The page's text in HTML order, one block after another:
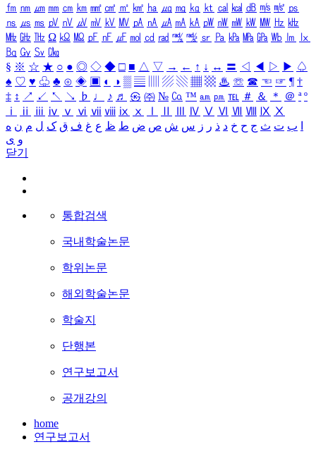
㎙ ㎚ ㎛ ㎜ ㎝ ㎞ ㎟ ㎠ ㎡ ㎢ ㏊ ㎍ ㎎ ㎏ ㏏ ㎈ ㎉ ㏈ ㎧ ㎨ ㎰
㎱ ㎲ ㎳ ㎴ ㎵ ㎶ ㎷ ㎸ ㎹ ㎀ ㎁ ㎂ ㎃ ㎄ ㎺ ㎻ ㎽ ㎾ ㎿ ㎐ ㎑
㎒ ㎓ ㎔ Ω ㏀ ㏁ ㎊ ㎋ ㎌ ㏖ ㏅ ㎭ ㎮ ㎯ ㏛ ㎩ ㎪ ㎫ ㎬ ㏝ ㏐
㏓
㏃ ㏉ ㏜ ㏆
§ ※ ☆ ★ ○ ● ◎ ◇ ◆ □ ■ △ ▽ → ← ↑ ↓ ↔ 〓 ◁ ◀ ▷ ▶ ♤
♠ ♡ ♥ ♧ ♣ ⊙ ◈ ▣ ◐ ◑ ▒ ▤ ▨ ▧ ▦ ▩ ♨ ☏ ☎ ☜ ☞ ¶ †
‡ ↕ ↗ ↙ ↖ ↘ ♭ ♩ ♪ ♬ ㉿ ㈜ № ㏇ ™ ㏂ ㏘ ℡ ＃ ＆ ＊ ＠ ª º
ⅰ
ⅱ ⅲ ⅳ ⅴ ⅵ ⅶ ⅷ ⅸ ⅹ Ⅳ Ⅴ Ⅵ Ⅶ Ⅷ Ⅸ Ⅹ
ب ت ث ج ح خ د ذ ر ز س ش ص ض ط ظ ع غ ف ق ک ل م ن ه
و ی
닫기
통합검색
국내학술논문
학위논문
해외학술논문
학술지
단행본
연구보고서
공개강의
home
연구보고서